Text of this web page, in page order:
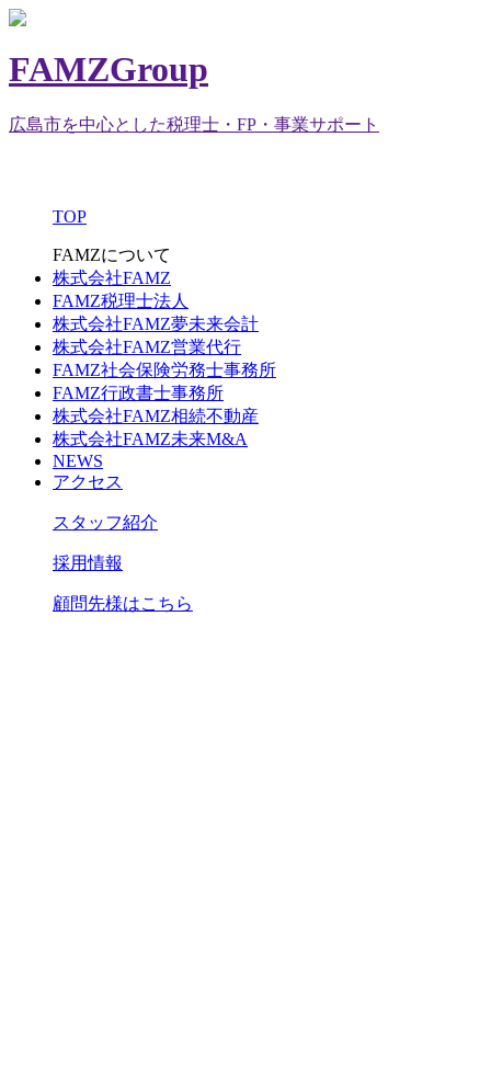
FAMZGroup
広島市を中心とした税理士・FP・事業サポート
TOP
FAMZについて
株式会社FAMZ
FAMZ税理士法人
株式会社FAMZ夢未来会計
株式会社FAMZ営業代行
FAMZ社会保険労務士事務所
FAMZ行政書士事務所
株式会社FAMZ相続不動産
株式会社FAMZ未来M&A
NEWS
アクセス
スタッフ紹介
採用情報
顧問先様はこちら